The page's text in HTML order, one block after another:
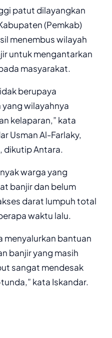
patut dilayangkan
(Pemkab)
menembus wilayah
untuk mengantarkan
masyarakat.
berupaya
wilayahnya
kelaparan,” kata
Usman Al-Farlaky,
dikutip Antara.
warga yang
banjir dan belum
darat lumpuh total
waktu lalu.
menyalurkan bantuan
banjir yang masih
sangat mendesak
kata Iskandar.